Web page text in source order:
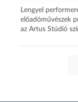
Lengyel
előadóművészek
az Artus Stúdió